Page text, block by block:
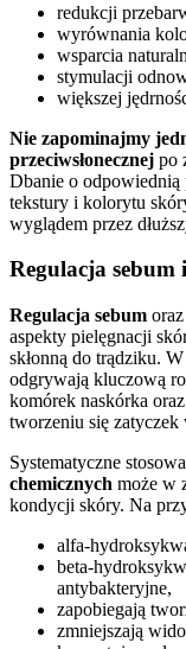
redukcji
wyrównania
wsparcia
stymulacji
większej
Nie zapominajmy
przeciwsłonecznej po
Dbanie o odpowiednią
tekstury i kolorytu
wyglądem przez
Regulacja sebum
Regulacja sebum oraz
aspekty pielęgnacji
skłonną do trądziku.
odgrywają kluczową
komórek naskórka
tworzeniu się zatyczek
Systematyczne
chemicznych może w
kondycji skóry. Na
alfa-
beta-
antybakteryjne,
zapobiegają
zmniejszają